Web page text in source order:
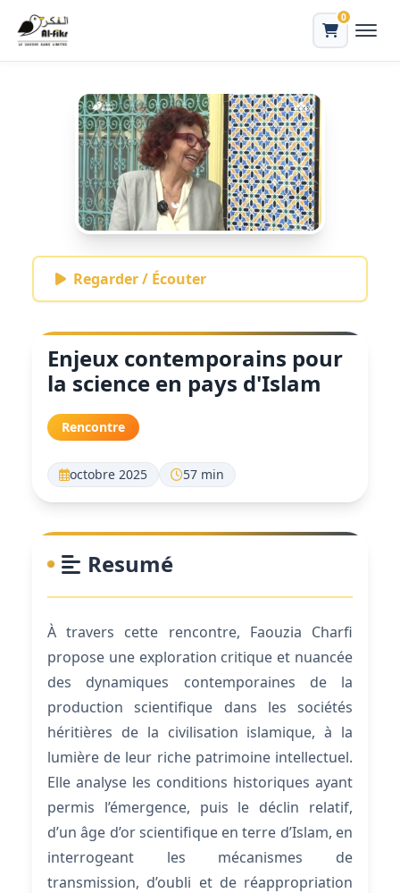
0
Regarder / Écouter
Enjeux contemporains pour
la science en pays d'Islam
Rencontre
octobre 2025 57 min
Resumé
À travers cette rencontre, Faouzia Charfi
propose une exploration critique et nuancée
des dynamiques contemporaines de la
production scientifique dans les sociétés
héritières de la civilisation islamique, à la
lumière de leur riche patrimoine intellectuel.
Elle analyse les conditions historiques ayant
permis l’émergence, puis le déclin relatif,
d’un âge d’or scientifique en terre d’Islam, en
interrogeant les mécanismes de
transmission, d’oubli et de réappropriation